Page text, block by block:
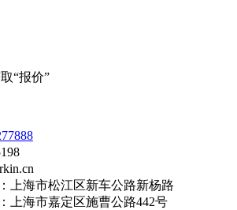
“报价”
上海市松江区新车公路新杨路
上海市嘉定区施曹公路442号